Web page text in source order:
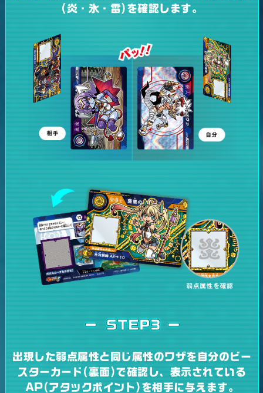
(炎・氷・雷)を確認します。
出現した弱点属性と同じ属性のワザを 自分のビー
スターカード(裏面)で確認し、 表示されている
AP(アタックポイント)を相手に与えます。